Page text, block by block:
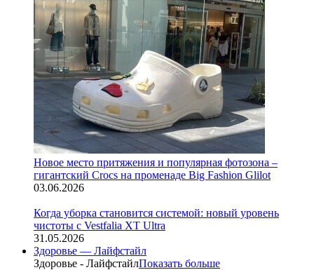
Новое место притяжения и популярная фотозона –
гигантский Crocs на променаде Big Fashion Glilot
03.06.2026
Когда уборка становится системой: новый уровень
чистоты с Vestfalia XT Ultra
31.05.2026
Здоровье — Лайфстайл
Здоровье - ЛайфстайлПоказать больше